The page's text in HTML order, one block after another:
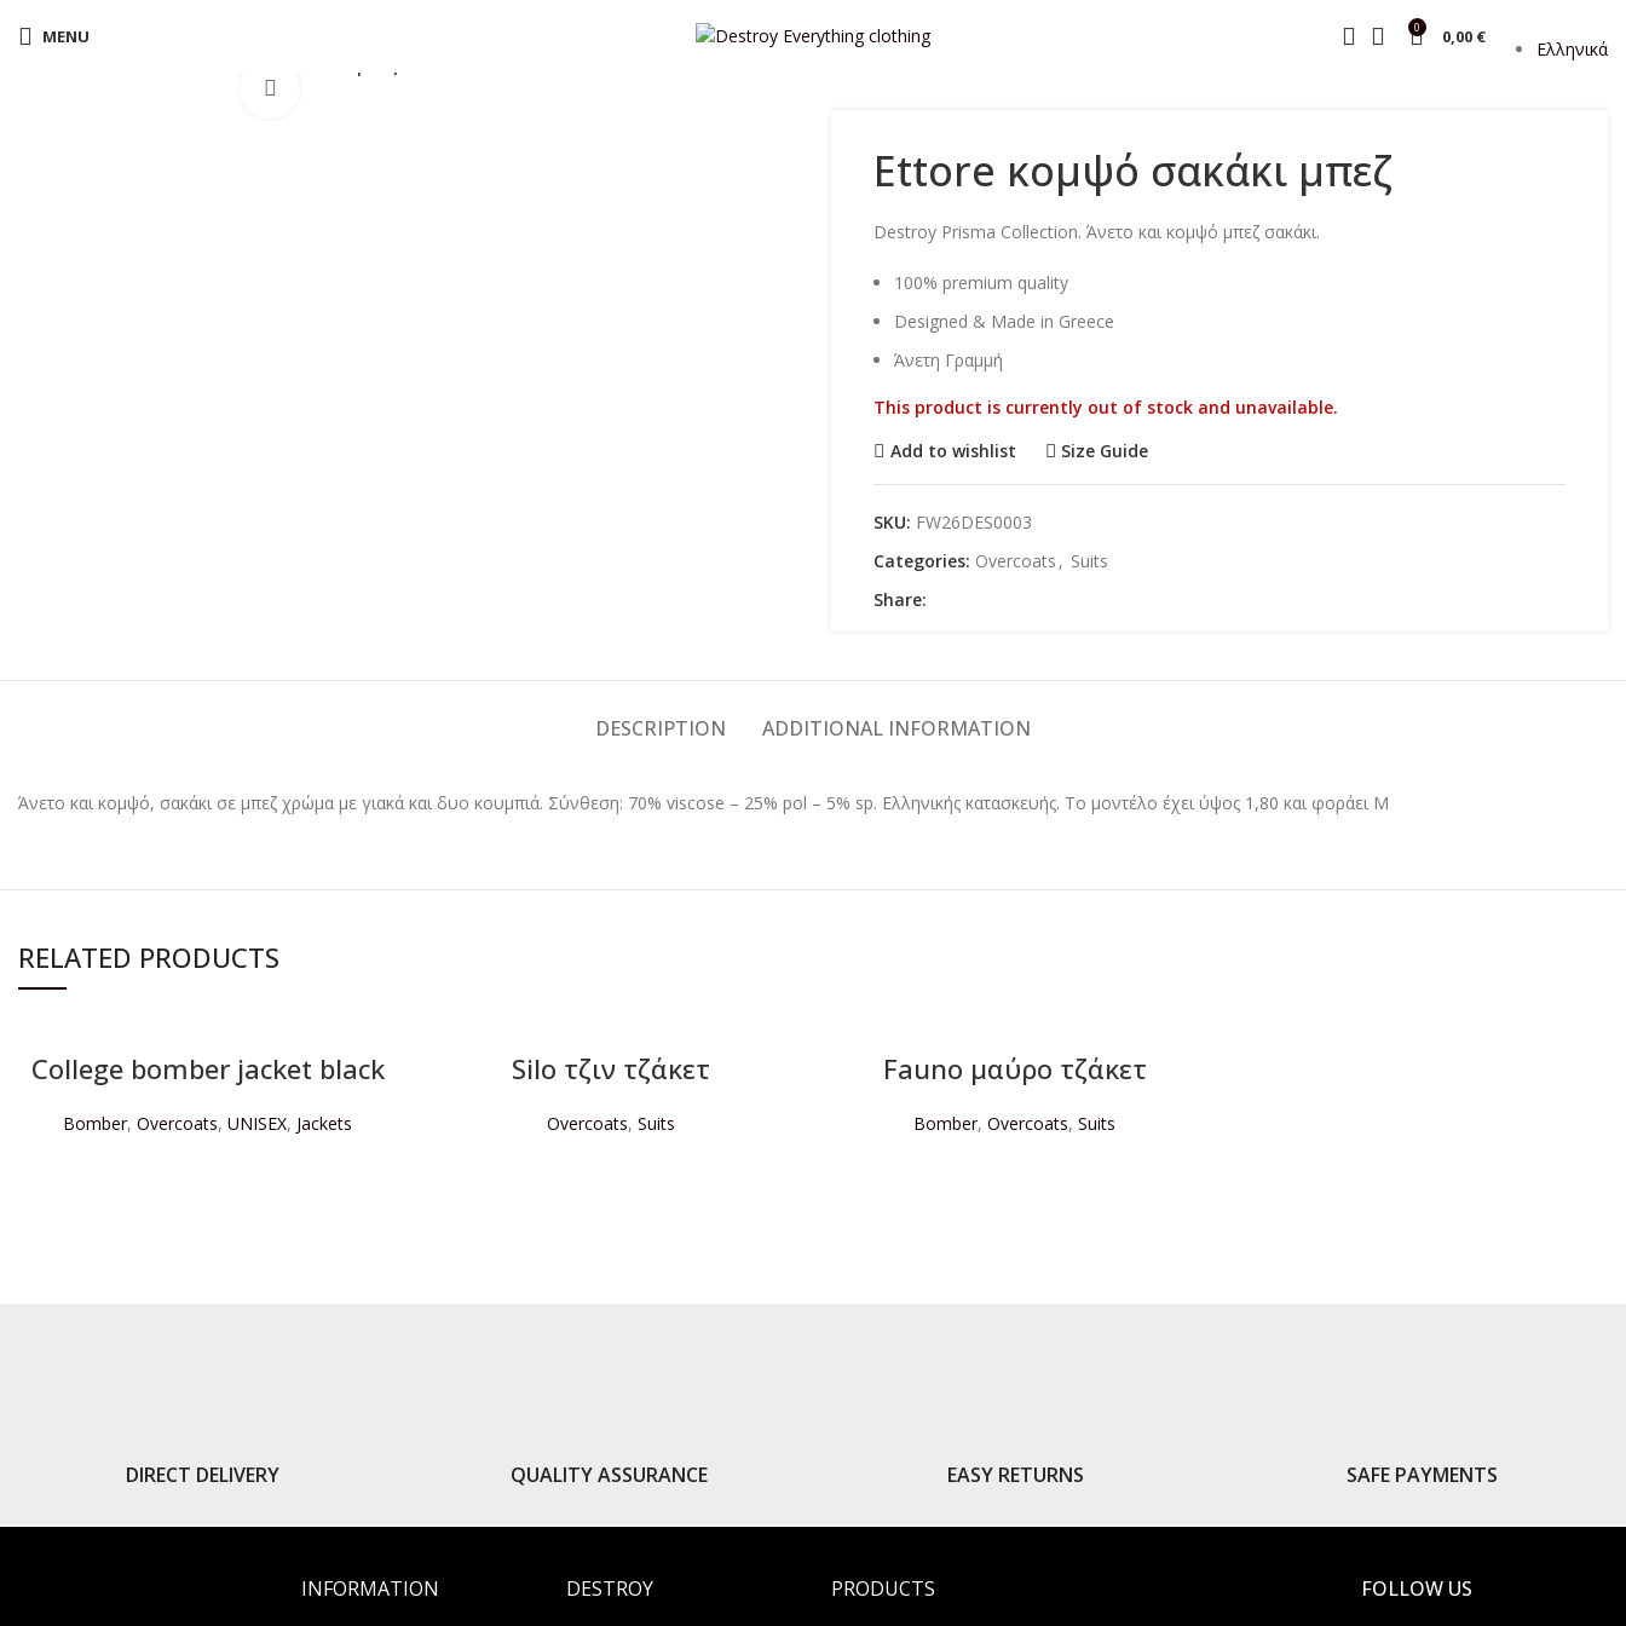
MENU 0 0,00 €
Ελληνικά
Ettore κομψό σακάκι μπεζ
Destroy Prisma Collection. Άνετο και κομψό μπεζ σακάκι.
100% premium quality
Designed & Made in Greece
Άνετη Γραμμή
This product is currently out of stock and unavailable.
Add to wishlist
Size Guide
SKU: FW26DES0003
Categories: Overcoats , Suits
Share:
DESCRIPTION ADDITIONAL INFORMATION
Άνετο και κομψό, σακάκι σε μπεζ χρώμα με γιακά και δυο κουμπιά. Σύνθεση: 70% viscose – 25% pol – 5% sp. Ελληνικής κατασκευής. Το μοντέλο έχει ύψος 1,80 και φοράει M
RELATED PRODUCTS
College bomber jacket black
Bomber,Overcoats,UNISEX, Jackets
Silo τζιν τζάκετ
Overcoats,Suits
Fauno μαύρο τζάκετ
Bomber,Overcoats,Suits
DIRECT DELIVERY QUALITY ASSURANCE EASY RETURNS SAFE PAYMENTS
INFORMATION DESTROY PRODUCTS FOLLOW US